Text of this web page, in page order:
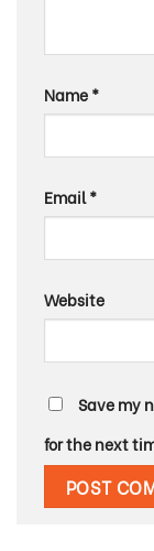
Name*
Email*
Website
Save my
for the next